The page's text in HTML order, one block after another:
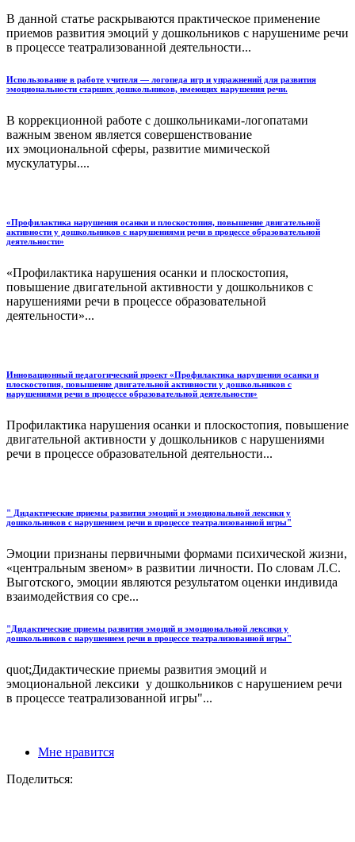
В данной статье раскрываются практическое применение
приемов развития эмоций у дошкольников с нарушениме речи
в процессе театрализованной деятельности...
Использование в работе учителя — логопеда игр и упражнений для развития
эмоциональности старших дошкольников, имеющих нарушения речи.
В коррекционной работе с дошкольниками-логопатами
важным звеном является совершенствование
их эмоциональной сферы, развитие мимической
мускулатуры....
«Профилактика нарушения осанки и плоскостопия, повышение двигательной
активности у дошкольников с нарушениями речи в процессе образовательной
деятельности»
«Профилактика нарушения осанки и плоскостопия,
повышение двигательной активности у дошкольников с
нарушениями речи в процессе образовательной
деятельности»...
Инновационный педагогический проект «Профилактика нарушения осанки и
плоскостопия, повышение двигательной активности у дошкольников с
нарушениями речи в процессе образовательной деятельности»
Профилактика нарушения осанки и плоскостопия, повышение
двигательной активности у дошкольников с нарушениями
речи в процессе образовательной деятельности...
" Дидактические приемы развития эмоций и эмоциональной лексики у
дошкольников с нарушением речи в процессе театрализованной игры"
Эмоции признаны первичными формами психической жизни,
«центральным звеном» в развитии личности. По словам Л.С.
Выготского, эмоции являются результатом оценки индивида
взаимодействия со сре...
"Дидактические приемы развития эмоций и эмоциональной лексики у
дошкольников с нарушением речи в процессе театрализованной игры"
quot;Дидактические приемы развития эмоций и
эмоциональной лексики у дошкольников с нарушением речи
в процессе театрализованной игры"...
Мне нравится
Поделиться: